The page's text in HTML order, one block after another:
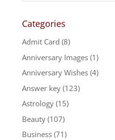
Categories
Admit Card (8)
Anniversary Images(1)
Anniversary Wishes(4)
Answer key(123)
Astrology(15)
Beauty(107)
Business(71)